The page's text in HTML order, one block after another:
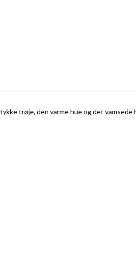
trøje, den varme hue og det